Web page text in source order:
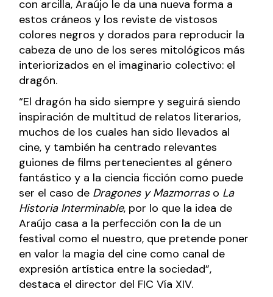
con arcilla, Araújo le da una nueva forma a
estos cráneos y los reviste de vistosos
colores negros y dorados para reproducir la
cabeza de uno de los seres mitológicos más
interiorizados en el imaginario colectivo: el
dragón.
“El dragón ha sido siempre y seguirá siendo
inspiración de multitud de relatos literarios,
muchos de los cuales han sido llevados al
cine, y también ha centrado relevantes
guiones de films pertenecientes al género
fantástico y a la ciencia ficción como puede
ser el caso de Dragones y Mazmorraso La
Historia Interminable, por lo que la idea de
Araújo casa a la perfección con la de un
festival como el nuestro, que pretende poner
en valor la magia del cine como canal de
expresión artística entre la sociedad”,
destaca el director del FIC Vía XIV.